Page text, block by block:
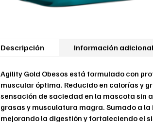
Descripción Información adicional
Agility Gold Obesos está formulado con
muscular óptima. Reducido en calorías y
sensación de saciedad en la mascota sin
grasas y musculatura magra. Sumado a
mejorando la digestión y fortaleciendo el